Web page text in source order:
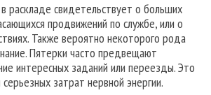
раскладе свидетельствует о больших
продвижений по службе, или о
Также вероятно некоторого рода
Пятерки часто предвещают
интересных заданий или переезды. Это
затрат нервной энергии.